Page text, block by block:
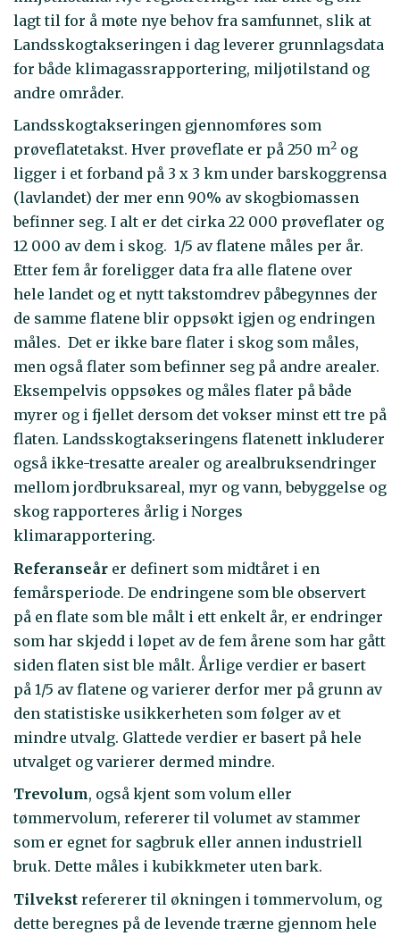
lagt til for å møte nye behov fra samfunnet, slik at
Landsskogtakseringen i dag leverer grunnlagsdata
for både klimagassrapportering, miljøtilstand og
andre områder.
Landsskogtakseringen gjennomføres som
prøveflatetakst. Hver prøveflate er på 250 m2 og
ligger i et forband på 3 x 3 km under barskoggrensa
(lavlandet) der mer enn 90% av skogbiomassen
befinner seg. I alt er det cirka 22 000 prøveflater og
12 000 av dem i skog. 1/5 av flatene måles per år.
Etter fem år foreligger data fra alle flatene over
hele landet og et nytt takstomdrev påbegynnes der
de samme flatene blir oppsøkt igjen og endringen
måles. Det er ikke bare flater i skog som måles,
men også flater som befinner seg på andre arealer.
Eksempelvis oppsøkes og måles flater på både
myrer og i fjellet dersom det vokser minst ett tre på
flaten. Landsskogtakseringens flatenett inkluderer
også ikke-tresatte arealer og arealbruksendringer
mellom jordbruksareal, myr og vann, bebyggelse og
skog rapporteres årlig i Norges
klimarapportering.
Referanseår er definert som midtåret i en
femårsperiode. De endringene som ble observert
på en flate som ble målt i ett enkelt år, er endringer
som har skjedd i løpet av de fem årene som har gått
siden flaten sist ble målt. Årlige verdier er basert
på 1/5 av flatene og varierer derfor mer på grunn av
den statistiske usikkerheten som følger av et
mindre utvalg. Glattede verdier er basert på hele
utvalget og varierer dermed mindre.
Trevolum, også kjent som volum eller
tømmervolum, refererer til volumet av stammer
som er egnet for sagbruk eller annen industriell
bruk. Dette måles i kubikkmeter uten bark.
Tilvekst refererer til økningen i tømmervolum, og
dette beregnes på de levende trærne gjennom hele